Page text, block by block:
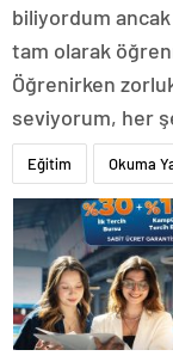
biliyordum
tam olarak
Öğrenirken
seviyorum, her
Eğitim Okuma